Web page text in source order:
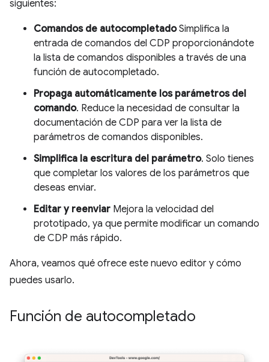
siguientes:
Comandos de autocompletadoSimplifica la
entrada de comandos del CDP proporcionándote
la lista de comandos disponibles a través de una
función de autocompletado.
Propaga automáticamente los parámetros del
comando. Reduce la necesidad de consultar la
documentación de CDP para ver la lista de
parámetros de comandos disponibles.
Simplifica la escritura del parámetro. Solo tienes
que completar los valores de los parámetros que
deseas enviar.
Editar y reenviar Mejora la velocidad del
prototipado, ya que permite modificar un comando
de CDP más rápido.
Ahora, veamos qué ofrece este nuevo editor y cómo
puedes usarlo.
Función de autocompletado